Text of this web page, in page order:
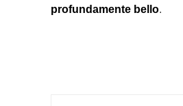
profundamente bello.